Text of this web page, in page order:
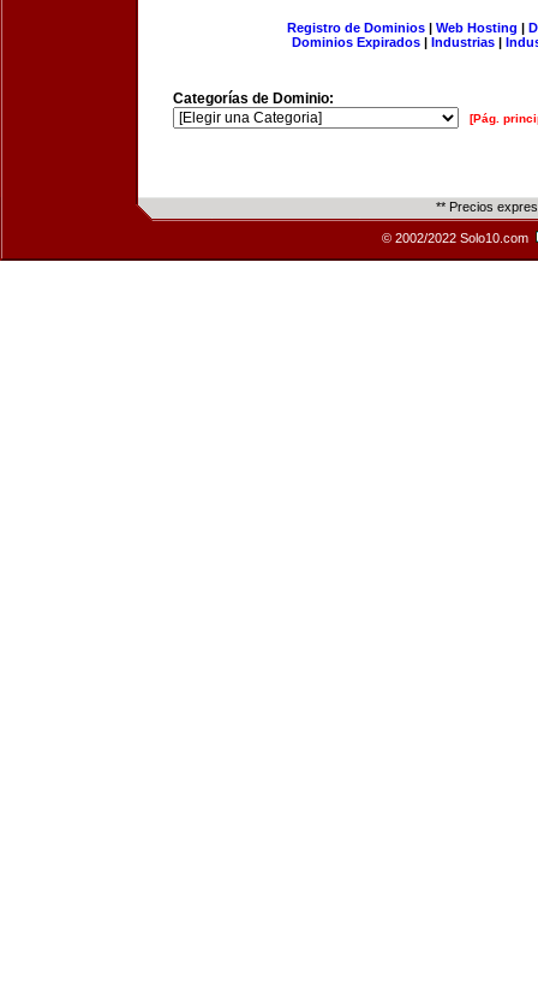
Registro de Dominios| Web Hosting |
Dominios Expirados | Industrias |
Categorías de Dominio:
[Pág.
** Precios
© 2002/2022 Solo10.com